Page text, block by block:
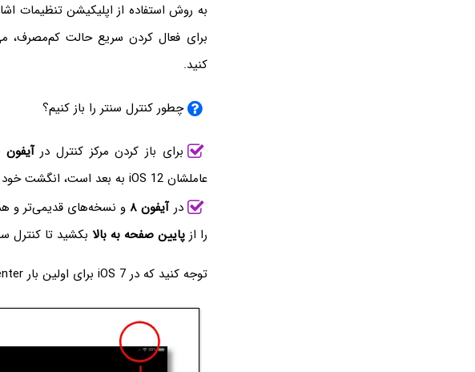
به روش استفاده از اپلیکیشن تنظیمات
کنید.
چطور کنترل سنتر را باز کنیم؟
برای باز کردن مرکز کنترل درآیفون ۱۰
عاملشان iOS 12 به بعد است، انگشت خود را از
درآیفون ۸ و نسخه‌های قدیمی‌تر و
را ازپایین صفحه به بالا بکشید تا کنترل
توجه کنید که در iOS 7 برای اولین بار Control Center اضافه شده است.